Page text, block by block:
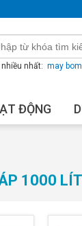
nhất: may
ĐỘNG
1000 LÍT